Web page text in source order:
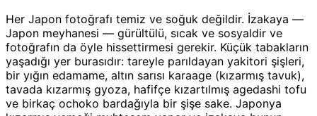
Her Japon fotoğrafı temiz ve soğuk değildir. İzakaya —
Japon meyhanesi — gürültülü, sıcak ve sosyaldir ve
fotoğrafın da öyle hissettirmesi gerekir. Küçük tabakların
yaşadığı yer burasıdır: tareyle parıldayan yakitori şişleri,
bir yığın edamame, altın sarısı karaage (kızarmış tavuk),
tavada kızarmış gyoza, hafifçe kızartılmış agedashi tofu
ve birkaç ochoko bardağıyla bir şişe sake. Japonya